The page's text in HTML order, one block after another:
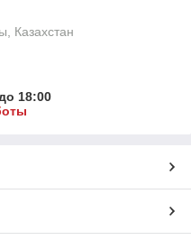
Казахстан
18:00